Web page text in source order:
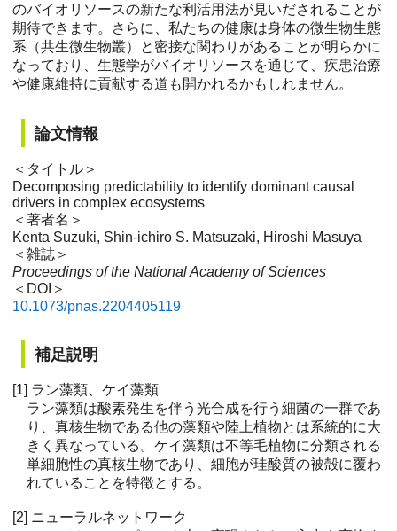
のバイオリソースの新たな利活用法が見いだされることが
期待できます。さらに、私たちの健康は身体の微生物生態
系（共生微生物叢）と密接な関わりがあることが明らかに
なっており、生態学がバイオリソースを通じて、疾患治療
や健康維持に貢献する道も開かれるかもしれません。
論文情報
＜タイトル＞
Decomposing predictability to identify dominant causal
drivers in complex ecosystems
＜著者名＞
Kenta Suzuki, Shin-ichiro S. Matsuzaki, Hiroshi Masuya
＜雑誌＞
Proceedings of the National Academy of Sciences
＜DOI＞
10.1073/pnas.2204405119
補足説明
[1] ラン藻類、ケイ藻類
ラン藻類は酸素発生を伴う光合成を行う細菌の一群であ
り、真核生物である他の藻類や陸上植物とは系統的に大
きく異なっている。ケイ藻類は不等毛植物に分類される
単細胞性の真核生物であり、細胞が珪酸質の被殻に覆わ
れていることを特徴とする。
[2] ニューラルネットワーク